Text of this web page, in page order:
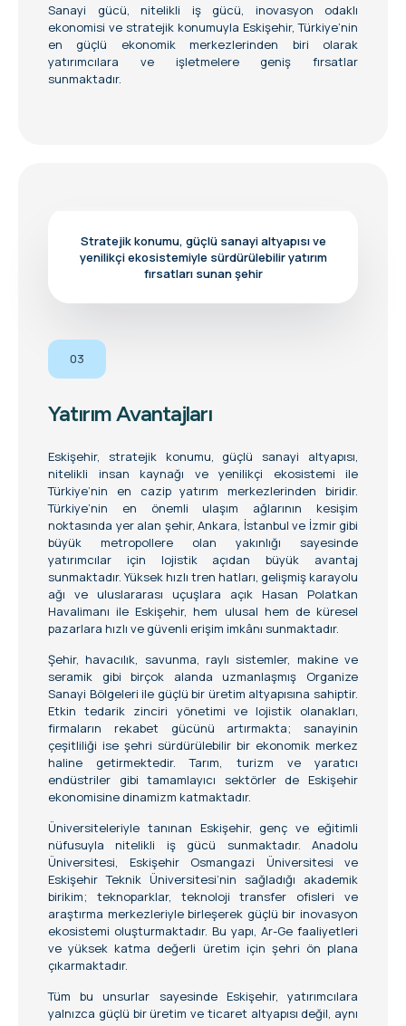
Sanayi gücü, nitelikli iş gücü, inovasyon odaklı
ekonomisi ve stratejik konumuyla Eskişehir, Türkiye’nin
en güçlü ekonomik merkezlerinden biri olarak
yatırımcılara ve işletmelere geniş fırsatlar
sunmaktadır.
Stratejik konumu, güçlü sanayi altyapısı ve
yenilikçi ekosistemiyle sürdürülebilir yatırım
fırsatları sunan şehir
03
Yatırım Avantajları
Eskişehir, stratejik konumu, güçlü sanayi altyapısı,
nitelikli insan kaynağı ve yenilikçi ekosistemi ile
Türkiye’nin en cazip yatırım merkezlerinden biridir.
Türkiye’nin en önemli ulaşım ağlarının kesişim
noktasında yer alan şehir, Ankara, İstanbul ve İzmir gibi
büyük metropollere olan yakınlığı sayesinde
yatırımcılar için lojistik açıdan büyük avantaj
sunmaktadır. Yüksek hızlı tren hatları, gelişmiş karayolu
ağı ve uluslararası uçuşlara açık Hasan Polatkan
Havalimanı ile Eskişehir, hem ulusal hem de küresel
pazarlara hızlı ve güvenli erişim imkânı sunmaktadır.
Şehir, havacılık, savunma, raylı sistemler, makine ve
seramik gibi birçok alanda uzmanlaşmış Organize
Sanayi Bölgeleri ile güçlü bir üretim altyapısına sahiptir.
Etkin tedarik zinciri yönetimi ve lojistik olanakları,
firmaların rekabet gücünü artırmakta; sanayinin
çeşitliliği ise şehri sürdürülebilir bir ekonomik merkez
haline getirmektedir. Tarım, turizm ve yaratıcı
endüstriler gibi tamamlayıcı sektörler de Eskişehir
ekonomisine dinamizm katmaktadır.
Üniversiteleriyle tanınan Eskişehir, genç ve eğitimli
nüfusuyla nitelikli iş gücü sunmaktadır. Anadolu
Üniversitesi, Eskişehir Osmangazi Üniversitesi ve
Eskişehir Teknik Üniversitesi’nin sağladığı akademik
birikim; teknoparklar, teknoloji transfer ofisleri ve
araştırma merkezleriyle birleşerek güçlü bir inovasyon
ekosistemi oluşturmaktadır. Bu yapı, Ar-Ge faaliyetleri
ve yüksek katma değerli üretim için şehri ön plana
çıkarmaktadır.
Tüm bu unsurlar sayesinde Eskişehir, yatırımcılara
yalnızca güçlü bir üretim ve ticaret altyapısı değil, aynı